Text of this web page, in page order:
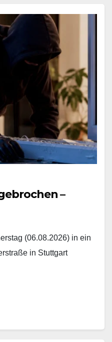
–
(06.08.2026) in ein
in Stuttgart